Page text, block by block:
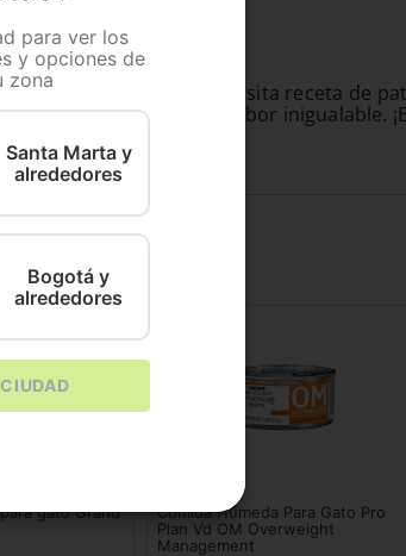
Nestlé-Purina! Esta exquisita receta de
esenciales y un sabor inigualable.
gato Grand
Comida Húmeda Para Gato Pro
Plan Vd OM Overweight
Management
para ver los
y opciones de
zona
Santa Marta y
alrededores
Bogotá y
alrededores